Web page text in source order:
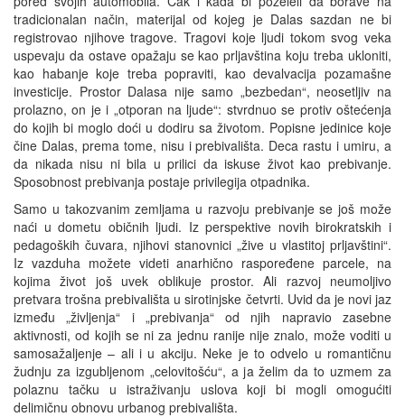
tradicionalan način, materijal od kojeg je Dalas sazdan ne bi
registrovao njihove tragove. Tragovi koje ljudi tokom svog veka
uspevaju da ostave opažaju se kao prljavština koju treba ukloniti,
kao habanje koje treba popraviti, kao devalvacija pozamašne
investicije. Prostor Dalasa nije samo „bezbedan“, neosetljiv na
prolazno, on je i „otporan na ljude“: stvrdnuo se protiv oštećenja
do kojih bi moglo doći u dodiru sa životom. Popisne jedinice koje
čine Dalas, prema tome, nisu i prebivališta. Deca rastu i umiru, a
da nikada nisu ni bila u prilici da iskuse život kao prebivanje.
Sposobnost prebivanja postaje privilegija otpadnika.
Samo u takozvanim zemljama u razvoju prebivanje se još može
naći u dometu običnih ljudi. Iz perspektive novih birokratskih i
pedagoških čuvara, njihovi stanovnici „žive u vlastitoj prljavštini“.
Iz vazduha možete videti anarhično raspoređene parcele, na
kojima život još uvek oblikuje prostor. Ali razvoj neumoljivo
pretvara trošna prebivališta u sirotinjske četvrti. Uvid da je novi jaz
između „življenja“ i „prebivanja“ od njih napravio zasebne
aktivnosti, od kojih se ni za jednu ranije nije znalo, može voditi u
samosažaljenje – ali i u akciju. Neke je to odvelo u romantičnu
žudnju za izgubljenom „celovitošću“, a ja želim da to uzmem za
polaznu tačku u istraživanju uslova koji bi mogli omogućiti
delimičnu obnovu urbanog prebivališta.